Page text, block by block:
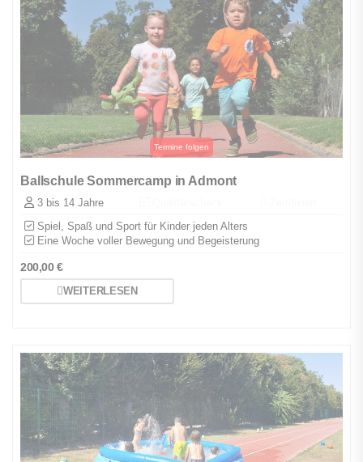
Ballschule Sommercamp in Admont
3 bis 14 Jahre
Spiel, Spaß und Sport für Kinder jeden Alters
Eine Woche voller Bewegung und Begeisterung
200,00€
WEITERLESEN